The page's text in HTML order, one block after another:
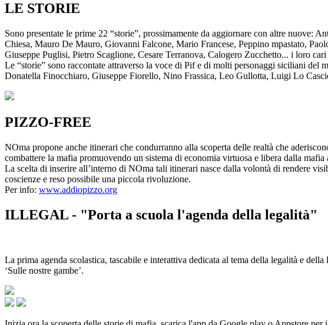
LE STORIE
Sono presentate le prime 22 “storie”, prossimamente da aggiornare con altre
Chiesa, Mauro De Mauro, Giovanni Falcone, Mario Francese, Peppino mpastato,
Giuseppe Puglisi, Pietro Scaglione, Cesare Terranova, Calogero Zucchetto... i loro
Le “storie” sono raccontate attraverso la voce di Pif e di molti personaggi siciliani
Donatella Finocchiaro, Giuseppe Fiorello, Nino Frassica, Leo Gullotta, Luigi Lo
PIZZO-FREE
NOma propone anche itinerari che condurranno alla scoperta delle realtà che
combattere la mafia promuovendo un sistema di economia virtuosa e libera dalla
La scelta di inserire all’interno di NOma tali itinerari nasce dalla volontà di rendere
coscienze e reso possibile una piccola rivoluzione.
Per info: www.addiopizzo.org
ILLEGAL - "Porta a scuola l'agenda della legalità"
La prima agenda scolastica, tascabile e interattiva dedicata al tema della legalità e
‘Sulle nostre gambe’.